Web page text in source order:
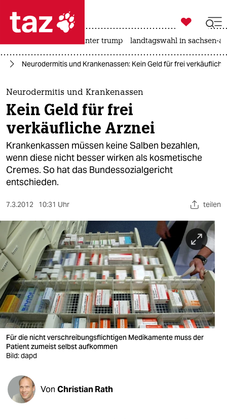
 taz zahl ich
taz zahl ich
themen
politik
öko
gesellschaft
kultur
sport
berlin
nord
wahrheit
verlag
verlag
veranstaltungen
shop
fragen & hilfe
unterstützen

taz zahl ich
usa unter trump landtagswahl in sachsen-
Neurodermitis und Krankenassen: Kein Geld für frei
Neurodermitis und Krankenassen
Kein Geld für frei
verkäufliche Arznei
Krankenkassen müssen keine Salben bezahlen,
wenn diese nicht besser wirken als kosmetische
Cremes. So hat das Bundessozialgericht
entschieden.
7.3.2012 10:31 Uhr teilen
Für die nicht verschreibungsflichtigen Medikamente muss der
Patient zumeist selbst aufkommen
Bild: dapd
Von Christian Rath